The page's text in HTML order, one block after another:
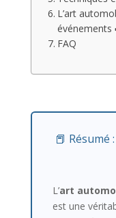
L’art
FAQ
📕 Résumé
L’art
est une